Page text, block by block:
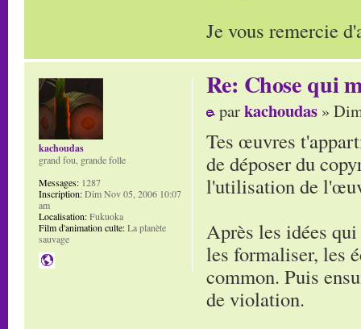
Je vous remercie
Re: Chose qui
parkachoudas »
Tes œuvres
de déposer du
l'utilisation de
Après les idées
les formaliser, les
common. Puis
de violation.
kachoudas
grand fou, grande folle
Messages: 1287
Inscription:Dim Nov 05, 2006 10:07
am
Localisation:Fukuoka
Film d'animation culte:La planète
sauvage